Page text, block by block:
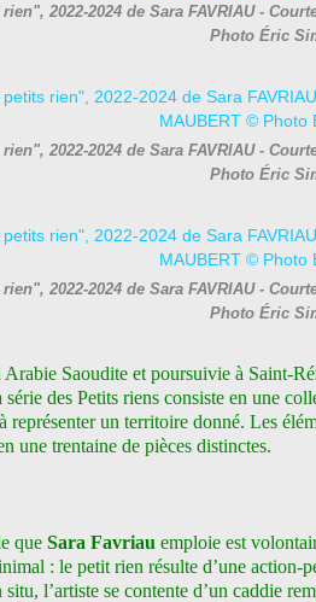
2022-2024 de Sara FAVRIAU -
Photo Éric
2022-2024 de Sara FAVRIAU -
Photo Éric
2022-2024 de Sara FAVRIAU -
Photo Éric
Arabie Saoudite et poursuivie à Saint-
des Petits riens consiste en une
représenter un territoire donné. Les
une trentaine de pièces distinctes.
que Sara Favriau emploie est
: le petit rien résulte d’une action-
l’artiste se contente d’un caddie